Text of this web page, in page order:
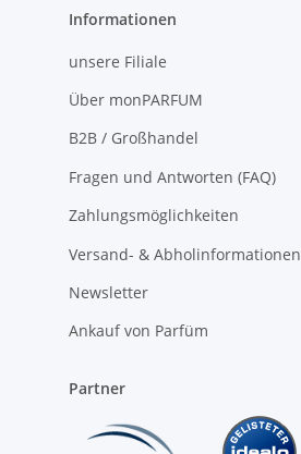
Informationen
unsere Filiale
Über monPARFUM
B2B / Großhandel
Fragen und Antworten (FAQ)
Zahlungsmöglichkeiten
Versand- & Abholinformationen
Newsletter
Ankauf von Parfüm
Partner